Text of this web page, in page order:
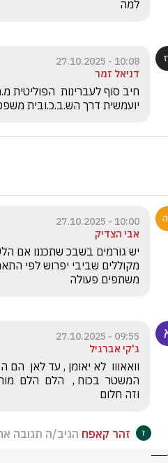
למה
10:08 - 27.10.2025
דניאל זמר
יועמשית דרך הש.ב.כ.ובית משפט
10:00 - 27.10.2025
אבי הצדיק
משתפים פעולה
09:55 - 27.10.2025
ג'קי אברגיל
וזה חלום
זהר קאפח הגיב/ה תגובה